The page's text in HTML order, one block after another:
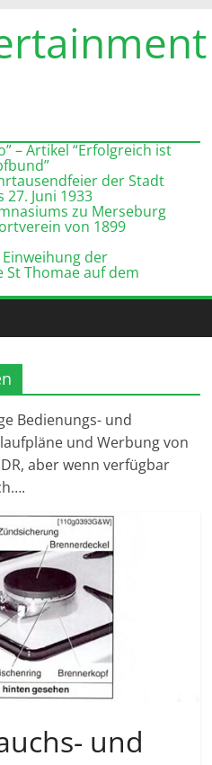
– Artikel “Erfolgreich ist
der Stadt
Juni 1933
zu Merseburg
von 1899
der
Thomae auf dem
Bedienungs- und
und Werbung von
aber wenn verfügbar
und